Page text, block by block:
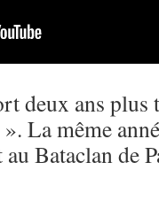
deux ans plus
La même
Bataclan de